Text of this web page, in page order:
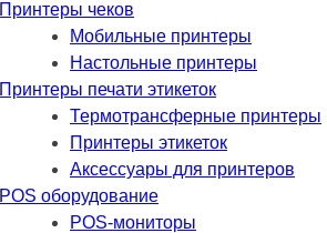
Принтеры чеков
Мобильные принтеры
Настольные принтеры
Принтеры печати этикеток
Термотрансферные принтеры
Принтеры этикеток
Аксессуары для принтеров
POS оборудование
POS-мониторы